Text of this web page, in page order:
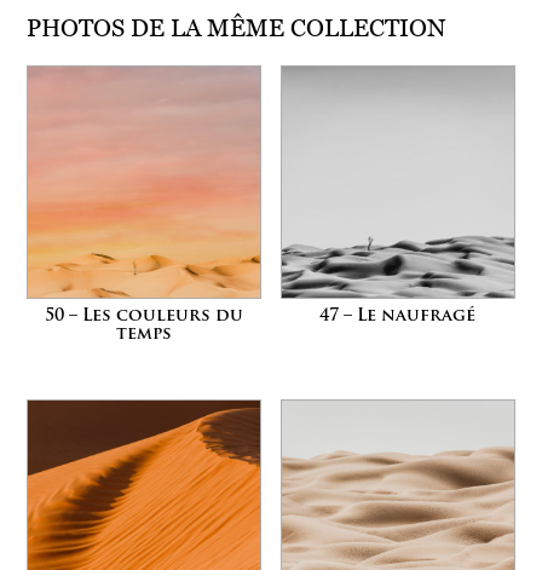
PHOTOS DE LA MÊME COLLECTION
50 – Les couleurs du
temps
47 – Le naufragé